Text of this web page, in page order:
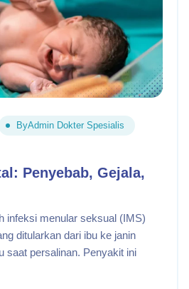
ByAdmin Dokter Spesialis
Penyebab, Gejala,
infeksi menular seksual (IMS)
ditularkan dari ibu ke janin
saat persalinan. Penyakit ini